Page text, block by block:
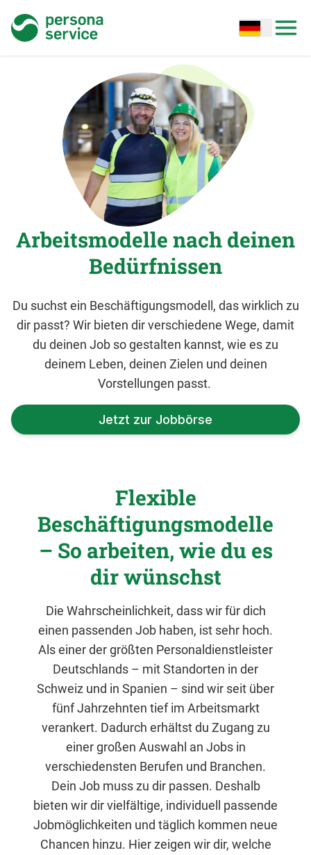
persona service Open options
Arbeitsmodelle nach deinen
Bedürfnissen
Du suchst ein Beschäftigungsmodell, das wirklich zu
dir passt? Wir bieten dir verschiedene Wege, damit
du deinen Job so gestalten kannst, wie es zu
deinem Leben, deinen Zielen und deinen
Vorstellungen passt.
Jetzt zur Jobbörse
Flexible
Beschäftigungsmodelle
– So arbeiten, wie du es
dir wünschst
Die Wahrscheinlichkeit, dass wir für dich
einen passenden Job haben, ist sehr hoch.
Als einer der größten Personaldienstleister
Deutschlands – mit Standorten in der
Schweiz und in Spanien – sind wir seit über
fünf Jahrzehnten tief im Arbeitsmarkt
verankert. Dadurch erhältst du Zugang zu
einer großen Auswahl an Jobs in
verschiedensten Berufen und Branchen.
Dein Job muss zu dir passen. Deshalb
bieten wir dir vielfältige, individuell passende
Jobmöglichkeiten und täglich kommen neue
Chancen hinzu. Hier zeigen wir dir, welche